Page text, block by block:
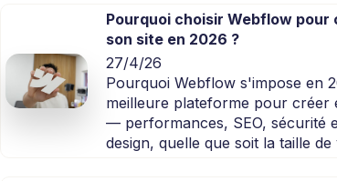
Pourquoi choisir Webflow pour
son site en 2026 ?
27/4/26
Pourquoi Webflow s'impose en
meilleure plateforme pour créer
— performances, SEO, sécurité
design, quelle que soit la taille